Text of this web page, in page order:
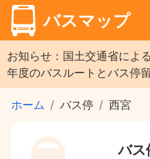
バスマップ
お知らせ：国土交通省によ
年度のバスルートとバス停
ホーム バス停 西宮
バス